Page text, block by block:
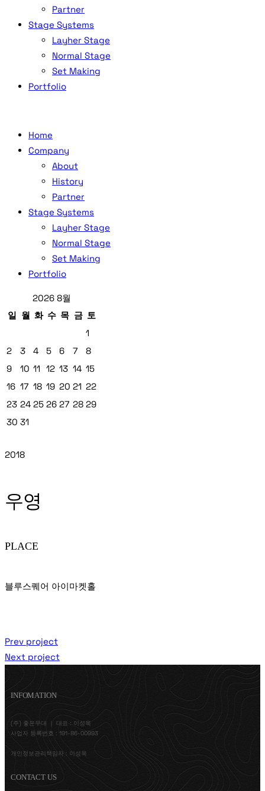
Partner
Stage Systems
Layher Stage
Normal Stage
Set Making
Portfolio
Home
Company
About
History
Partner
Stage Systems
Layher Stage
Normal Stage
Set Making
Portfolio
2026 8월
일 월 화 수 목 금 토
1
2
3 4 5 6 7
8
9
10 11 12 13 14 15
16 17 18 19 20 21 22
23 24 25 26 27 28 29
30 31
2018
우영
PLACE
블루스퀘어 아이마켓홀
Prev project
Next project
INFOMATION
(주) 좋은무대 ｜ 대표 : 이성욱
사업자 등록번호 : 191-86-00993
개인정보관리책임자 : 이성욱
CONTACT US